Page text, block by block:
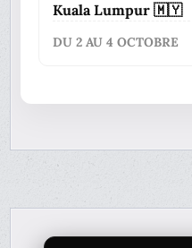
Kuala Lumpur 🇲🇾
DU 2 AU 4 OCTOBRE